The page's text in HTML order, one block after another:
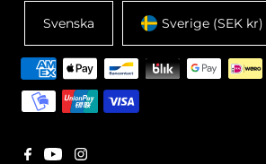
Svenska Sverige (SEK kr)